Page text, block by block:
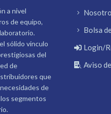
a nivel
de equipo,
sólido vínculo
del
de
que
de
segmentos
Bolsa
Login/
Aviso